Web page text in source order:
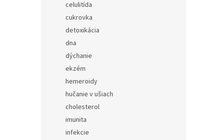
celulitída
cukrovka
detoxikácia
dna
dýchanie
ekzém
hemeroidy
hučanie v ušiach
cholesterol
imunita
infekcie